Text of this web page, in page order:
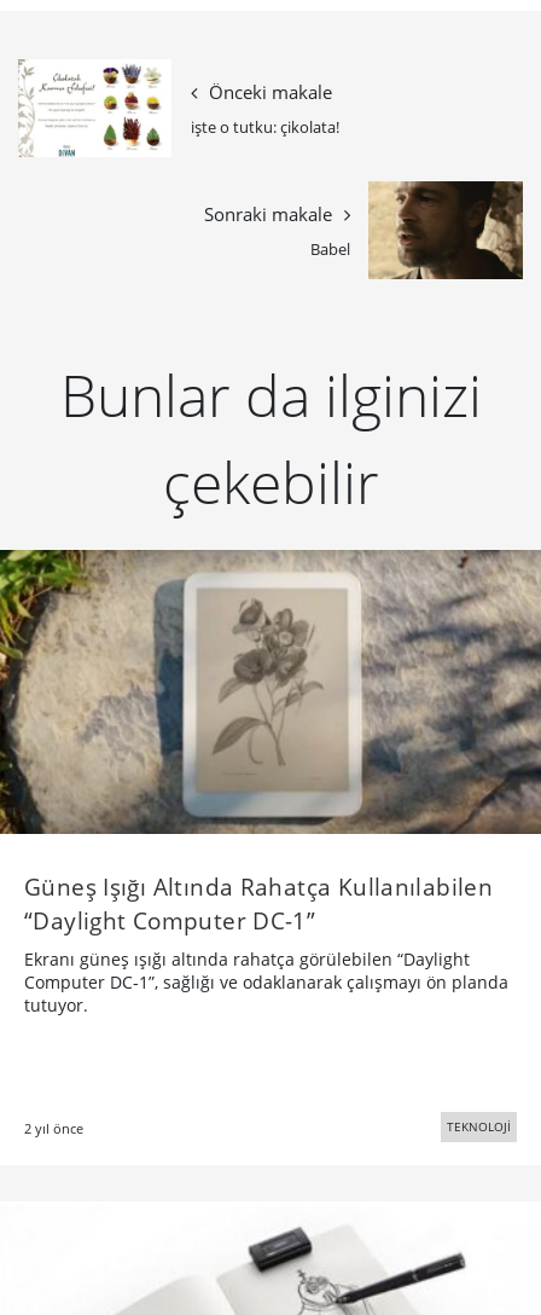
Önceki makale
işte o tutku: çikolata!
Sonraki makale
Babel
Bunlar da ilginizi
çekebilir
Güneş Işığı Altında Rahatça Kullanılabilen
“Daylight Computer DC-1”
Ekranı güneş ışığı altında rahatça görülebilen “Daylight
Computer DC-1”, sağlığı ve odaklanarak çalışmayı ön planda
tutuyor.
2 yıl önce TEKNOLOJİ